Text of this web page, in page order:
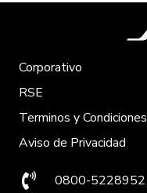
Corporativo
RSE
Terminos y Condiciones
Aviso de Privacidad
0800-5228952